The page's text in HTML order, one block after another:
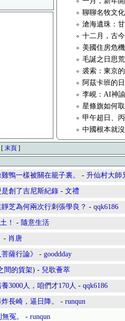
聊聊名牧文
滄海遺珠：
十二月，古
美國住房危
毛誕之日思
裘索：東京
阿茲卡班的
李峴：AI神
星條旗如何
甲午超日、
中國根本就
[ 末頁 ]
鴨一樣被關在籠子裏。 - 升仙村大師
創了吉尼斯紀錄 - 文禮
芝為何兩次行刺張學良？ - qqk6186
！ - 隨意生活
- 肖唐
薩行論》 - gooddday
間的貨架) - 兒歌薈萃
3000人，咱們才170人 - qqk6186
長崎，逼日降。 - runqun
冤。
- runqun